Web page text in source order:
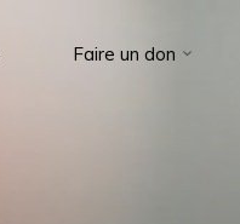
Faire un don